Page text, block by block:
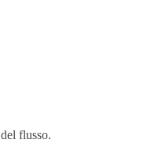
del flusso.